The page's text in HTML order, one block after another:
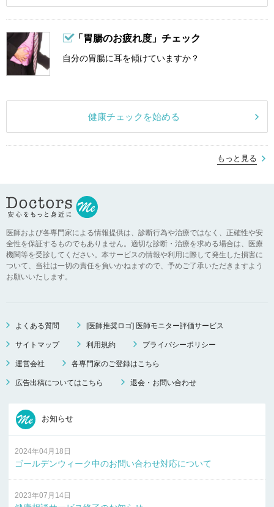
「胃腸のお疲れ度」チェック
自分の胃腸に耳を傾けていますか？
健康チェックを始める
もっと見る
医師および各専門家による情報提供は、診断行為や治療ではなく、正確性や安
全性を保証するものでもありません。適切な診断・治療を求める場合は、医療
機関等を受診してください。本サービスの情報や利用に際して発生した損害に
ついて、当社は一切の責任を負いかねますので、予めご了承いただきますよう
お願いいたします。
よくある質問 [医師推奨ロゴ] 医師モニター評価サービス
サイトマップ 利用規約 プライバシーポリシー
運営会社 各専門家のご登録はこちら
広告出稿についてはこちら 退会・お問い合わせ
お知らせ
2024年04月18日
ゴールデンウィーク中のお問い合わせ対応について
2023年07月14日